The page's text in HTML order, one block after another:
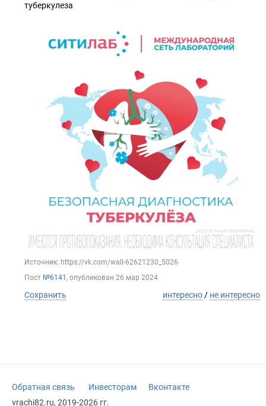
туберкулеза
Источник: https://vk.com/wall-62621230_5026
Пост №6141 , опубликован 26 мар 2024
Сохранить интересно / не интересно
Обратная связь Инвесторам
Вконтакте
vrachi82.ru, 2019-2026 гг.